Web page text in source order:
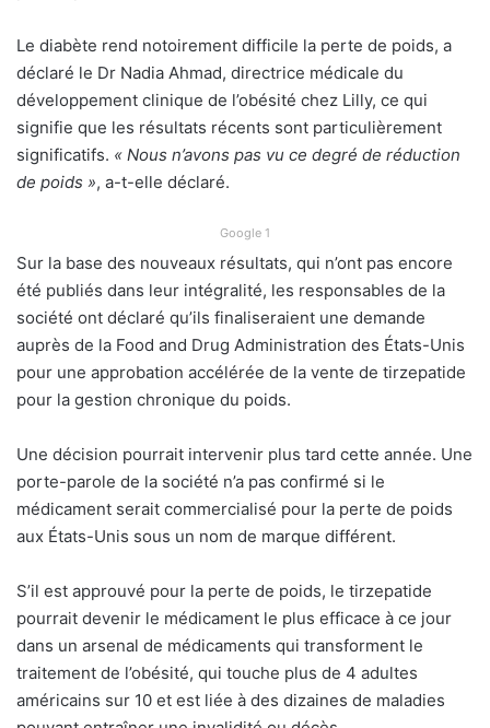
Le diabète rend notoirement difficile la perte de poids, a
déclaré le Dr Nadia Ahmad, directrice médicale du
développement clinique de l’obésité chez Lilly, ce qui
signifie que les résultats récents sont particulièrement
significatifs. « Nous n’avons pas vu ce degré de réduction
de poids », a-t-elle déclaré.
Google 1
Sur la base des nouveaux résultats, qui n’ont pas encore
été publiés dans leur intégralité, les responsables de la
société ont déclaré qu’ils finaliseraient une demande
auprès de la Food and Drug Administration des États-Unis
pour une approbation accélérée de la vente de tirzepatide
pour la gestion chronique du poids.
Une décision pourrait intervenir plus tard cette année. Une
porte-parole de la société n’a pas confirmé si le
médicament serait commercialisé pour la perte de poids
aux États-Unis sous un nom de marque différent.
S’il est approuvé pour la perte de poids, le tirzepatide
pourrait devenir le médicament le plus efficace à ce jour
dans un arsenal de médicaments qui transforment le
traitement de l’obésité, qui touche plus de 4 adultes
américains sur 10 et est liée à des dizaines de maladies